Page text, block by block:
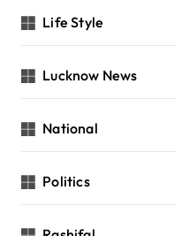
Life Style
Lucknow News
National
Politics